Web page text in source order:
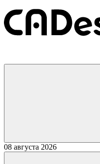
08 августа 2026